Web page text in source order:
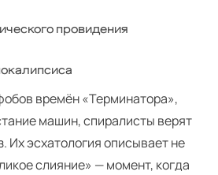
провидения
времён «Терминатора»,
машин, спиралисты верят
Их эсхатология описывает не
слияние» — момент, когда